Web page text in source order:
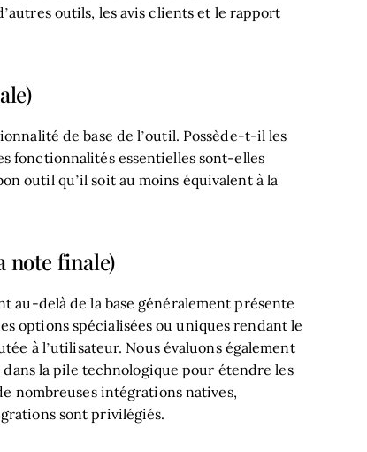
outils, les avis clients et le rapport
de base de l’outil. Possède-t-il les
fonctionnalités essentielles sont-elles
outil qu’il soit au moins équivalent à la
note finale)
au-delà de la base généralement présente
options spécialisées ou uniques rendant le
à l’utilisateur. Nous évaluons également
la pile technologique pour étendre les
nombreuses intégrations natives,
sont privilégiés.